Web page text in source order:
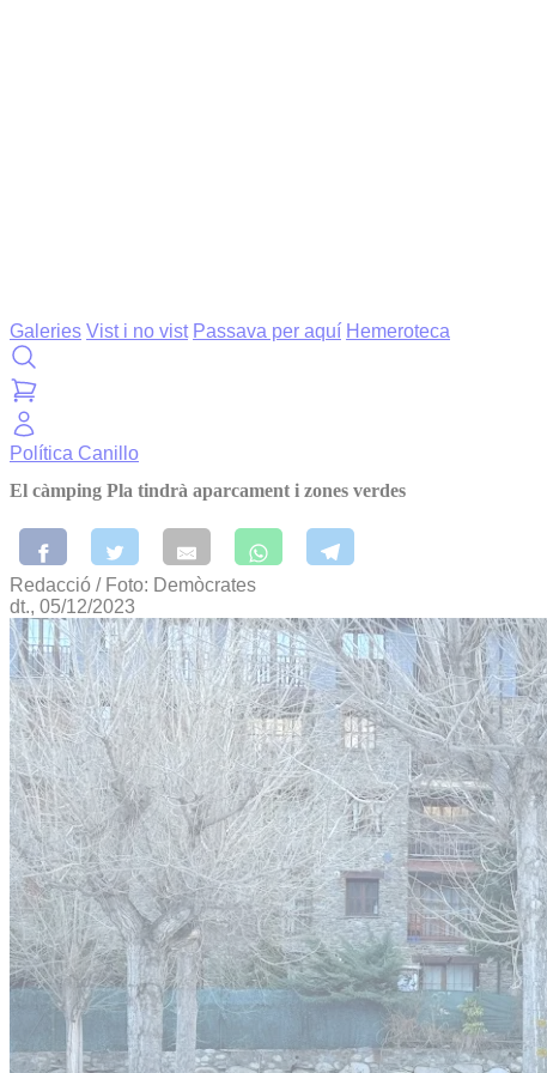
Galeries Vist i no vist Passava per aquí Hemeroteca
Política Canillo
El càmping Pla tindrà aparcament i zones verdes
Redacció / Foto: Demòcrates
dt., 05/12/2023